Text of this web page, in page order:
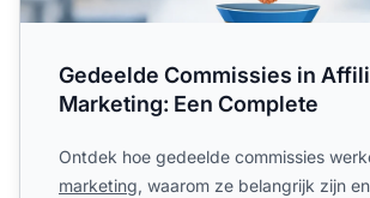
Gedeelde Commissies in
Marketing: Een Complete
Ontdek hoe gedeelde commissies
marketing, waarom ze belangrijk zijn